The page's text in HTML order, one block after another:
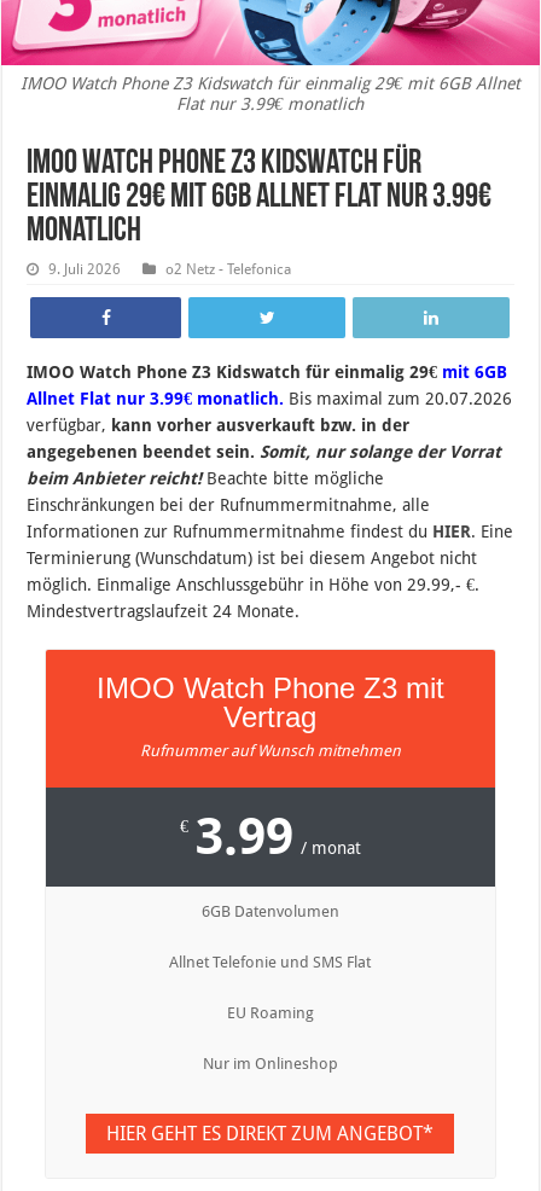
IMOO Watch Phone Z3 Kidswatch für einmalig 29€ mit 6GB Allnet
Flat nur 3.99€ monatlich
IMOO Watch Phone Z3 Kidswatch für
einmalig 29€ mit 6GB Allnet Flat nur 3.99€
monatlich
9. Juli 2026 o2 Netz - Telefonica
IMOO Watch Phone Z3 Kidswatch für einmalig 29€ mit 6GB
Allnet Flat nur 3.99€ monatlich. Bis maximal zum 20.07.2026
verfügbar, kann vorher ausverkauft bzw. in der
angegebenen beendet sein. Somit, nur solange der Vorrat
beim Anbieter reicht! Beachte bitte mögliche
Einschränkungen bei der Rufnummermitnahme, alle
Informationen zur Rufnummermitnahme findest du HIER. Eine
Terminierung (Wunschdatum) ist bei diesem Angebot nicht
möglich. Einmalige Anschlussgebühr in Höhe von 29.99,- €.
Mindestvertragslaufzeit 24 Monate.
IMOO Watch Phone Z3 mit
Vertrag
Rufnummer auf Wunsch mitnehmen
€ 3.99 / monat
6GB Datenvolumen
Allnet Telefonie und SMS Flat
EU Roaming
Nur im Onlineshop
HIER GEHT ES DIREKT ZUM ANGEBOT*